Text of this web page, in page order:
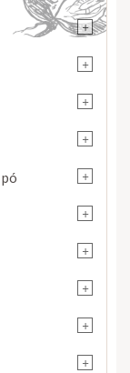
+
+
+
+
+
+
+
+
+
+